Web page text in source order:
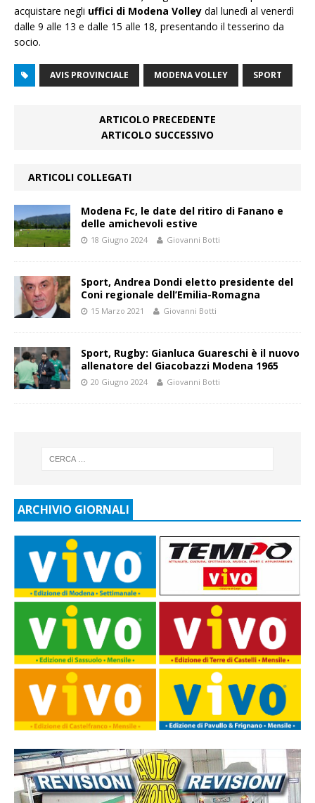
acquistare negli uffici di Modena Volley dal lunedì al venerdì
dalle 9 alle 13 e dalle 15 alle 18, presentando il tesserino da
socio.
AVIS PROVINCIALE MODENA VOLLEY SPORT
ARTICOLO PRECEDENTE
ARTICOLO SUCCESSIVO
ARTICOLI COLLEGATI
Modena Fc, le date del ritiro di Fanano e
delle amichevoli estive
18 Giugno 2024 Giovanni Botti
Sport, Andrea Dondi eletto presidente del
Coni regionale dell’Emilia-Romagna
15 Marzo 2021 Giovanni Botti
Sport, Rugby: Gianluca Guareschi è il nuovo
allenatore del Giacobazzi Modena 1965
20 Giugno 2024 Giovanni Botti
ARCHIVIO GIORNALI